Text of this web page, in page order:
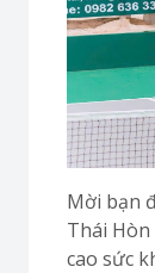
Mời bạn
Thái
cao sức